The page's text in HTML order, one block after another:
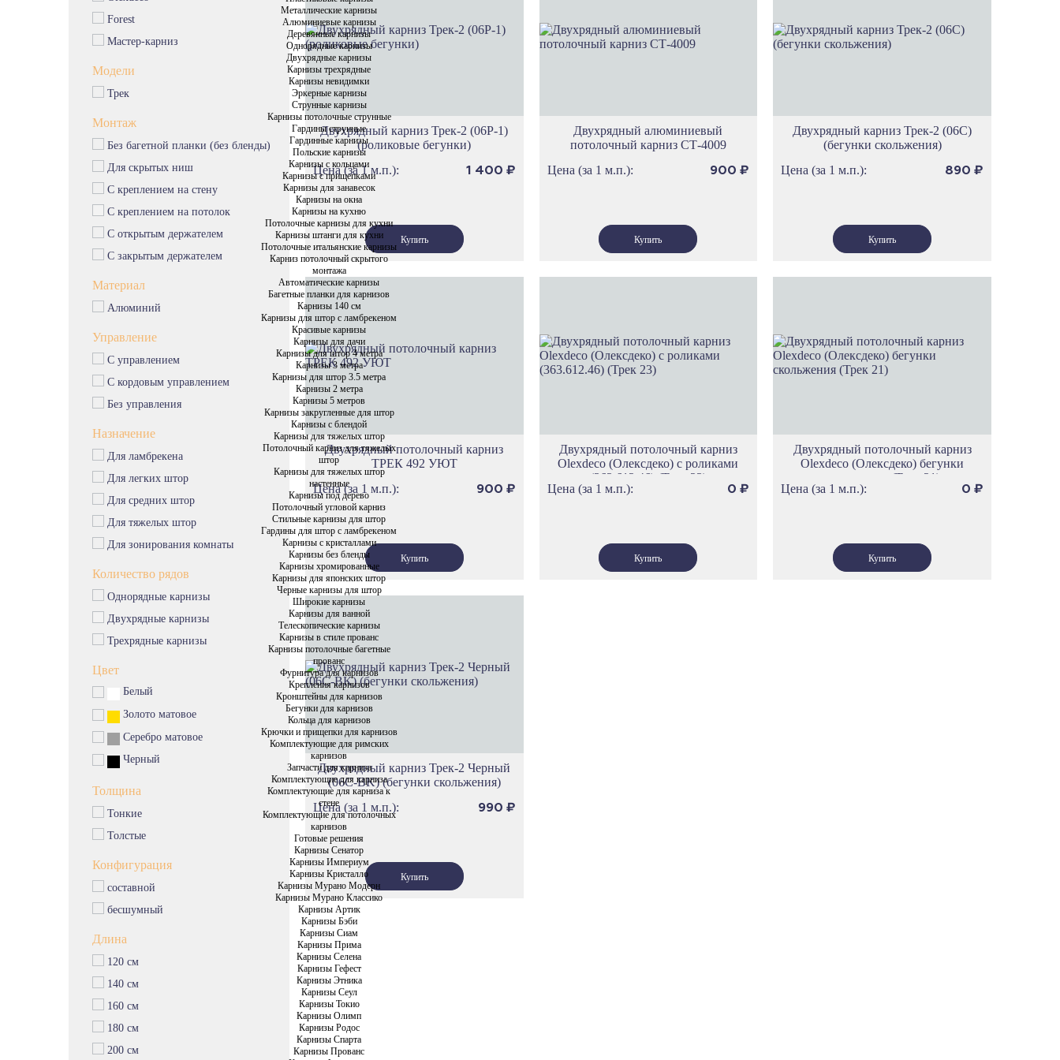
Металлические карнизы
Алюминиевые карнизы
Деревянные карнизы
Однорядные карнизы
Двухрядные карнизы
Карнизы трехрядные
Карнизы невидимки
Эркерные карнизы
Струнные карнизы
Карнизы потолочные струнные
Гардины струнные
Гардинные карнизы
Польские карнизы
Карнизы с кольцами
Карнизы с прищепками
Карнизы для занавесок
Карнизы на окна
Карнизы на кухню
Потолочные карнизы для кухни
Карнизы штанги для кухни
Потолочные итальянские карнизы
Карниз потолочный скрытого
монтажа
Автоматические карнизы
Багетные планки для карнизов
Карнизы 140 см
Карнизы для штор с ламбрекеном
Красивые карнизы
Карнизы для дачи
Карнизы для штор 4 метра
Карнизы 3 метра
Карнизы для штор 3.5 метра
Карнизы 2 метра
Карнизы 5 метров
Карнизы закругленные для штор
Карнизы с блендой
Карнизы для тяжелых штор
Потолочный карниз для тяжелых
штор
Карнизы для тяжелых штор
настенные
Карнизы под дерево
Потолочный угловой карниз
Стильные карнизы для штор
Гардины для штор с ламбрекеном
Карнизы с кристаллами
Карнизы без бленды
Карнизы хромированные
Карнизы для японских штор
Черные карнизы для штор
Широкие карнизы
Карнизы для ванной
Телескопические карнизы
Карнизы в стиле прованс
Карнизы потолочные багетные
прованс
Фурнитура для карнизов
Крепления карнизов
Кронштейны для карнизов
Бегунки для карнизов
Кольца для карнизов
Крючки и прищепки для карнизов
Комплектующие для римских
карнизов
Запчасти для карниза
Комплектующие для карниза
Комплектующие для карниза к
стене
Комплектующие для потолочных
карнизов
Готовые решения
Карнизы Сенатор
Карнизы Империум
Карнизы Кристалло
Карнизы Мурано Модерн
Карнизы Мурано Классико
Карнизы Артик
Карнизы Бэби
Карнизы Сиам
Карнизы Прима
Карнизы Селена
Карнизы Гефест
Карнизы Этника
Карнизы Сеул
Карнизы Токио
Карнизы Олимп
Карнизы Родос
Карнизы Спарта
Карнизы Прованс
Пластиковые карнизы
Металлические карнизы
Деревянные карнизы
Двухрядные карнизы
Карнизы трехрядные
Карнизы невидимки
Эркерные карнизы
Карнизы Селена
Карнизы Олимп
Карнизы Родос
Карнизы Флоренция
Карнизы Ломбардия
Карнизы Нотр Дам
Карнизы Уффици
Карнизы Имидж
Карнизы Техностиль
Карнизы Мюнхен
Forest
Мастер-карниз
Модели
Трек
Монтаж
Без багетной планки (без бленды)
Для скрытых ниш
С креплением на стену
С креплением на потолок
С открытым держателем
С закрытым держателем
Материал
Алюминий
Управление
С управлением
С кордовым управлением
Без управления
Назначение
Для ламбрекена
Для легких штор
Для средних штор
Для тяжелых штор
Для зонирования комнаты
Количество рядов
Однорядные карнизы
Двухрядные карнизы
Трехрядные карнизы
Цвет
Белый
Золото матовое
Серебро матовое
Черный
Толщина
Тонкие
Толстые
Конфигурация
составной
бесшумный
Длина
120 см
140 см
160 см
180 см
200 см
Двухрядный карниз Трек-2 (06Р-1)
(роликовые бегунки)
Цена (за 1 м.п.):
1 400 ₽
Двухрядный алюминиевый
потолочный карниз СТ-4009
Цена (за 1 м.п.):
900₽
Двухрядный карниз Трек-2 (06С)
(бегунки скольжения)
Цена (за 1 м.п.):
890 ₽
Двухрядный потолочный карниз
ТРЕК 492 УЮТ
Цена (за 1 м.п.):
900 ₽
Двухрядный потолочный карниз
Olexdeco (Олексдеко) c роликами
(363.612.46) (Трек 23)
Цена (за 1 м.п.):
0₽
Двухрядный потолочный карниз
Olexdeco (Олексдеко) бегунки
скольжения (Трек 21)
Цена (за 1 м.п.):
0 ₽
Двухрядный карниз Трек-2 Черный
(06С-BK) (бегунки скольжения)
Цена (за 1 м.п.):
990 ₽